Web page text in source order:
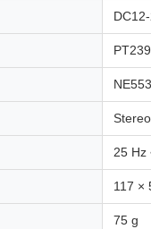
Stereo
25 Hz
117 ×
75 g